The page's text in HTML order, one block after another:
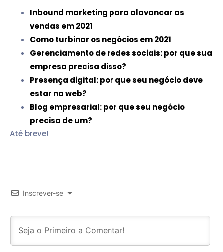
Inbound marketing para alavancar as
vendas em 2021
Como turbinar os negócios em 2021
Gerenciamento de redes sociais: por que sua
empresa precisa disso?
Presença digital: por que seu negócio deve
estar na web?
Blog empresarial: por que seu negócio
precisa de um?
Até breve!
Inscrever-se